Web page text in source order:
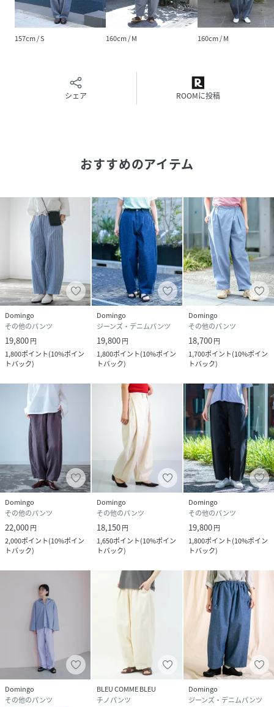
※野外での写真は光の関係により実物のお色と若干異なる場
合があります。お色目は室内でのアップ画像にてお確かめ下
H158/着用サイズS
動くと足首がチラっと覗くくらいの丈感。裾に向かってキュ
ッと細くなっているので、すっきり見えるのも◎
H160/着用サイズM
足首が見えるくらいの夏らしい着丈で、総ゴムのみでも落ち
サラッとした生地感なので湿気が多くなる季節も、高温な夏
にも快適に過ごます。
シンプルにTシャツと合わせても丸みあるシルエットのデザ
インがポイントになります。
■【Domingo/ドミンゴ】が展開する楽天公式オンラインシ
ョップです
■ブランド:DMG/ディーエムジー
■ブランド品番:14-0390E-298/14-390E-298
■関連品番:《ストライプ》14-0390E-926/14-390E-926
モデル1:身長160cm/着用サイズM
モデル2:身長163cm/着用サイズS(カゴバッグ着用)
性別タイプ レディース
原産国
素材 綿100％
サイズ S、M
品番
RV2432_14
14-0390E-298-298-S RV2432)
157cm / S 160cm / M 160cm / M
シェア ROOMに投稿
おすすめのアイテム
Domingo
その他のパンツ
19,800円
1,800ポイント(10%ポイン
トバック)
Domingo
ジーンズ・デニムパンツ
19,800円
1,800ポイント(10%ポイン
トバック)
Domingo
その他のパンツ
18,700円
1,700ポイント(10%ポイン
トバック)
Domingo
その他のパンツ
22,000円
2,000ポイント(10%ポイン
トバック)
Domingo
その他のパンツ
18,150円
1,650ポイント(10%ポイン
トバック)
Domingo
その他のパンツ
19,800円
1,800ポイント(10%ポイン
トバック)
Domingo
その他のパンツ
BLEU COMME BLEU
チノパンツ
Domingo
ジーンズ・デニムパンツ